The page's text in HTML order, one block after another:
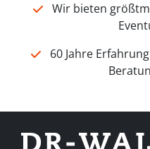
Wir bieten
60 Jahre